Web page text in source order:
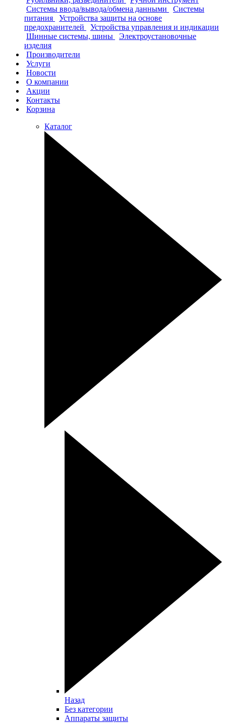
Системы ввода/вывода/обмена данными
Системы
питания
Устройства защиты на основе
предохранителей
Устройства управления и индикации
Шинные системы, шины
Электроустановочные
изделия
Производители
Услуги
Новости
О компании
Акции
Контакты
Корзина
Каталог
Назад
Без категории
Аппараты защиты